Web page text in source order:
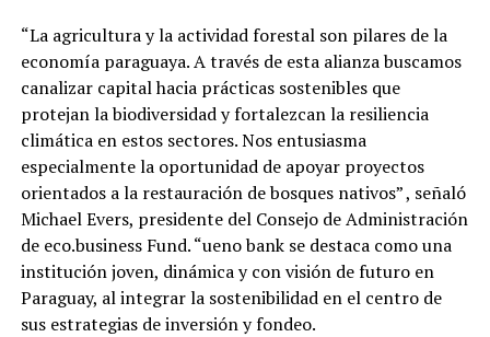
“La agricultura y la actividad forestal son pilares de la
economía paraguaya. A través de esta alianza buscamos
canalizar capital hacia prácticas sostenibles que
protejan la biodiversidad y fortalezcan la resiliencia
climática en estos sectores. Nos entusiasma
especialmente la oportunidad de apoyar proyectos
orientados a la restauración de bosques nativos” , señaló
Michael Evers, presidente del Consejo de Administración
de eco.business Fund. “ueno bank se destaca como una
institución joven, dinámica y con visión de futuro en
Paraguay, al integrar la sostenibilidad en el centro de
sus estrategias de inversión y fondeo.